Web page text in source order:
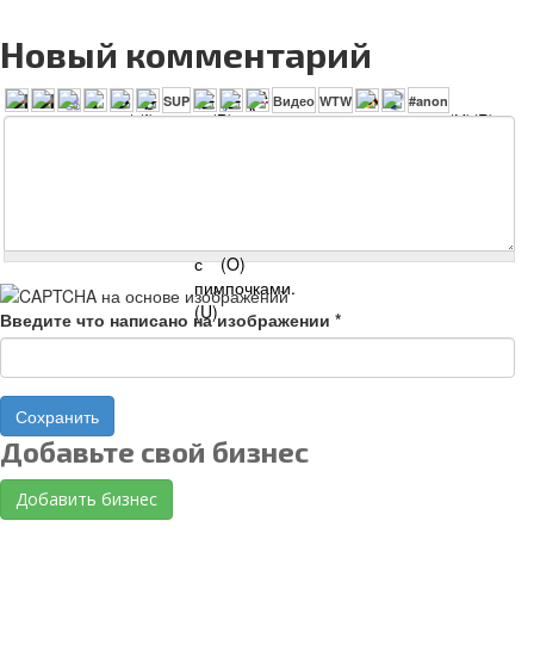
Новый комментарий
Введите что написано на изображении *
Сохранить
Добавьте свой бизнес
Добавить бизнес